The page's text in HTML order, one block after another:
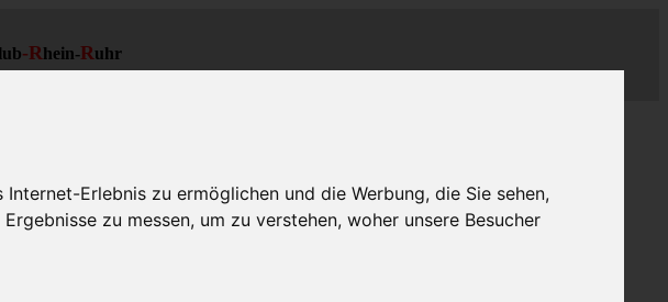
Erlebnis zu ermöglichen und die Werbung, die Sie sehen,
zu messen, um zu verstehen, woher unsere Besucher
lub-Rhein-Ruhr